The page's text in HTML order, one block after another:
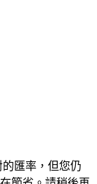
匯率，但您仍